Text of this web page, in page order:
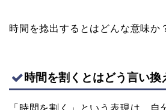
時間を捻出するとはどんな意味か
時間を割くとはどう言い換